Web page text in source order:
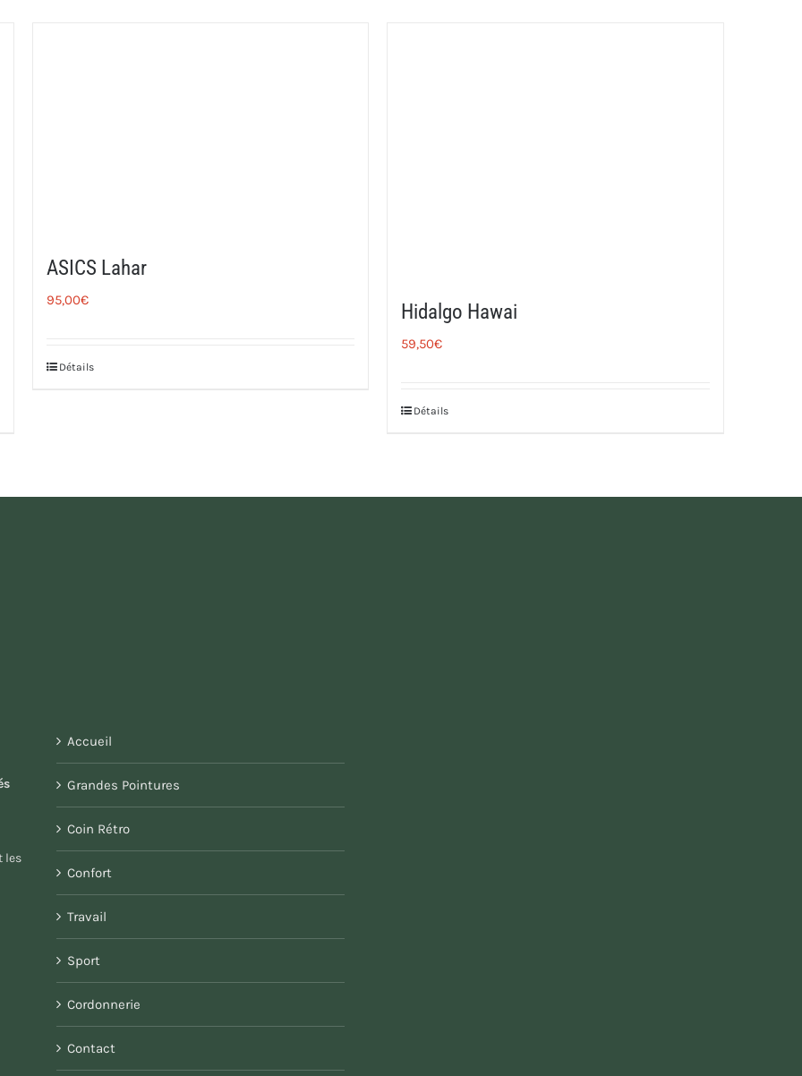
ASICS Lahar
95,00€
Détails
Hidalgo Hawai
59,50€
Détails
les
Accueil
Grandes Pointures
Coin Rétro
Confort
Travail
Sport
Cordonnerie
Contact